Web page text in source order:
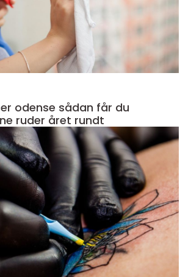
sådan får du
ruder året rundt